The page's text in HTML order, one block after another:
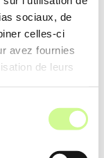
sociaux, de
celles-ci
avez fournies
de leurs
aux
de
et génère
sociaux en